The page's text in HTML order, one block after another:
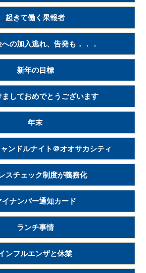
起きて働く果報者
の加入逃れ、告発も．．．
新年の目標
ましておめでとうございます
年末
ンドルナイト＠オオサカシティ
スチェック制度が義務化
イナンバー通知カード
ランチ事情
ンフルエンザと休業